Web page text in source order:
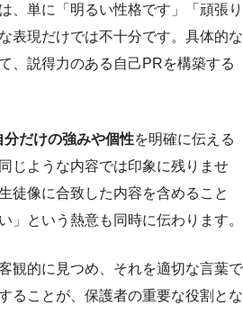
、単に「明るい性格です」「頑張り
表現だけでは不十分です。具体的な
、説得力のある自己PRを構築する
分だけの強みや個性を明確に伝える
じような内容では印象に残りませ
徒像に合致した内容を含めること
」という熱意も同時に伝わります。
観的に見つめ、それを適切な言葉で
ることが、保護者の重要な役割とな